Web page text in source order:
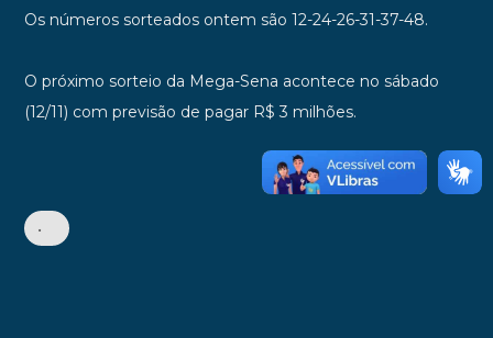
Os números sorteados ontem são 12-24-26-31-37-48.
O próximo sorteio da Mega-Sena acontece no sábado
(12/11) com previsão de pagar R$ 3 milhões.
•